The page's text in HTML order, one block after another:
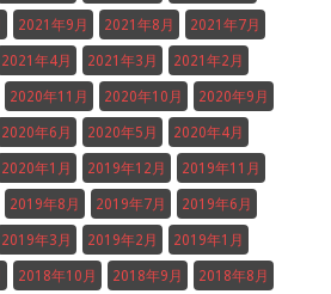
2021年9月 2021年8月 2021年7月
2021年4月 2021年3月 2021年2月
2020年11月 2020年10月 2020年9月
2020年6月 2020年5月 2020年4月
2020年1月 2019年12月 2019年11月
2019年8月 2019年7月 2019年6月
2019年3月 2019年2月 2019年1月
2018年10月 2018年9月 2018年8月